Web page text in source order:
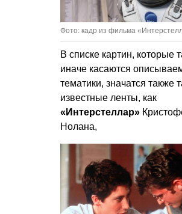
Фото: кадр из фильма
В списке картин, которые
иначе касаются
тематики, значатся также
известные ленты, как
«Интерстеллар»
Нолана,